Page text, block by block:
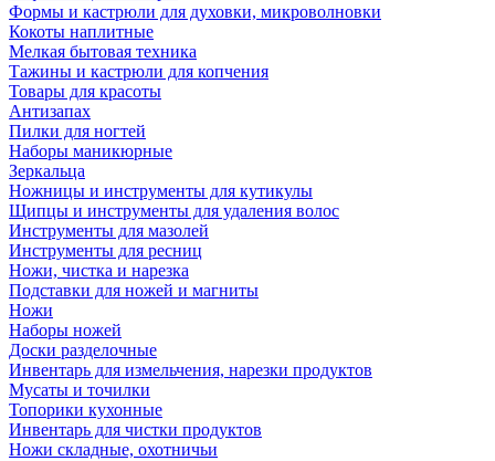
Формы и кастрюли для духовки, микроволновки
Кокоты наплитные
Мелкая бытовая техника
Тажины и кастрюли для копчения
Товары для красоты
Антизапах
Пилки для ногтей
Наборы маникюрные
Зеркальца
Ножницы и инструменты для кутикулы
Щипцы и инструменты для удаления волос
Инструменты для мазолей
Инструменты для ресниц
Ножи, чистка и нарезка
Подставки для ножей и магниты
Ножи
Наборы ножей
Доски разделочные
Инвентарь для измельчения, нарезки продуктов
Мусаты и точилки
Топорики кухонные
Инвентарь для чистки продуктов
Ножи складные, охотничьи